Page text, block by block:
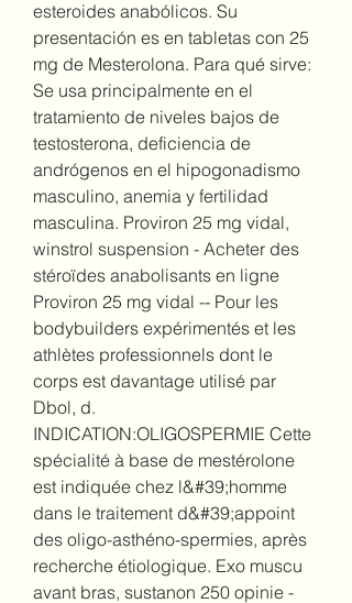
esteroides anabólicos. Su
presentación es en tabletas con 25
mg de Mesterolona. Para qué sirve:
Se usa principalmente en el
tratamiento de niveles bajos de
testosterona, deficiencia de
andrógenos en el hipogonadismo
masculino, anemia y fertilidad
masculina. Proviron 25 mg vidal,
winstrol suspension - Acheter des
stéroïdes anabolisants en ligne
Proviron 25 mg vidal -- Pour les
bodybuilders expérimentés et les
athlètes professionnels dont le
corps est davantage utilisé par
Dbol, d.
INDICATION:OLIGOSPERMIE Cette
spécialité à base de mestérolone
est indiquée chez l&#39;homme
dans le traitement d&#39;appoint
des oligo-asthéno-spermies, après
recherche étiologique. Exo muscu
avant bras, sustanon 250 opinie -